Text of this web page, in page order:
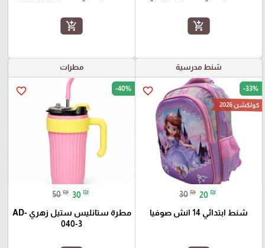
add_shopping_cart
add_shopping_cart
شنط مدرسية
favorite_border -33%
كولكشن 2026
30 ₪ 20 ₪
شنط ابتدائي 14 انش صوفيا
مطرات
favorite_border -40%
50 ₪ 30 ₪
مطرة ستانليس ستيل زهري AD-
040-3